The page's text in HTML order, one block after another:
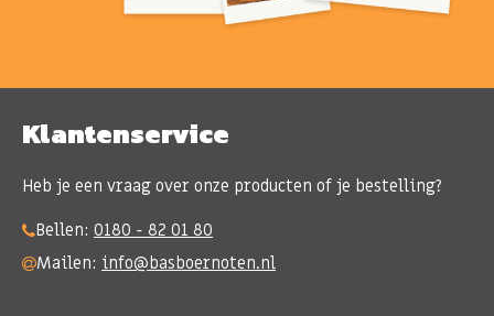
Klantenservice
Heb je een vraag over onze producten of je bestelling?
Bellen: 0180 - 82 01 80
Mailen: info@basboernoten.nl